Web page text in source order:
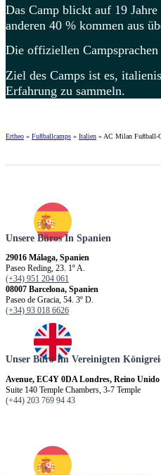
Das Camp blickt auf 19
anderen 40 % kommen aus
Die offiziellen
Ziel des Camps ist es,
Erfahrung zu sammeln.
Ertheo » Fußballcamps » Italien » AC Milan Fußball-
Unsere Büros In Spanien
29016 Málaga, Spanien
Paseo Reding, 23. 1º A.
(+34) 951 204 061
08007 Barcelona, Spanien
Paseo de Gracia, 54. 3º D.
(+34) 93 018 6626
Unser Büro Im Vereinigten
Avenue, EC4Y 0DA Londres, Reino Unido
Suite 140 Temple Chambers, 3-7 Temple
(+44) 203 769 94 43